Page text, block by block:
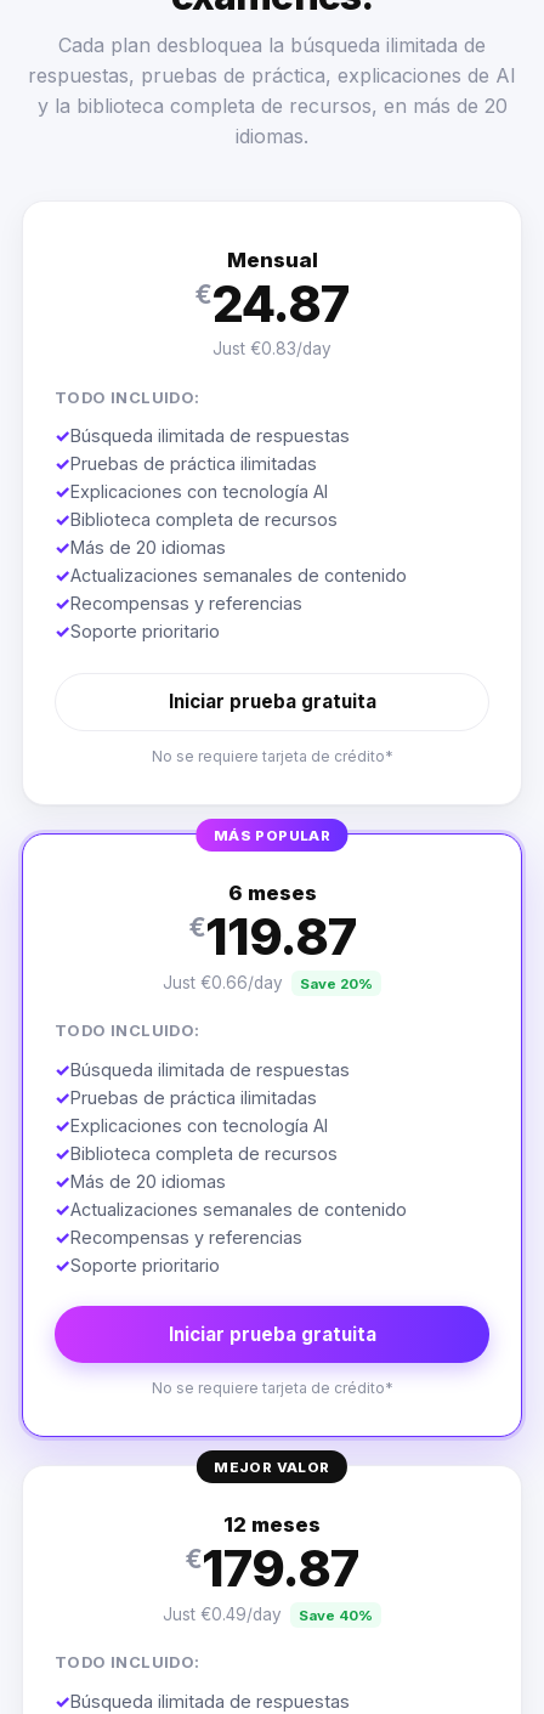
Cada plan desbloquea la búsqueda ilimitada de
respuestas, pruebas de práctica, explicaciones de AI
y la biblioteca completa de recursos, en más de 20
idiomas.
Mensual
€24.87
Just €0.83/day
TODO INCLUIDO:
✓Búsqueda ilimitada de respuestas
✓Pruebas de práctica ilimitadas
✓Explicaciones con tecnología AI
✓Biblioteca completa de recursos
✓Más de 20 idiomas
✓Actualizaciones semanales de contenido
✓Recompensas y referencias
✓Soporte prioritario
Iniciar prueba gratuita
No se requiere tarjeta de crédito*
MÁS POPULAR
6 meses
€119.87
Just €0.66/day Save 20%
TODO INCLUIDO:
✓Búsqueda ilimitada de respuestas
✓Pruebas de práctica ilimitadas
✓Explicaciones con tecnología AI
✓Biblioteca completa de recursos
✓Más de 20 idiomas
✓Actualizaciones semanales de contenido
✓Recompensas y referencias
✓Soporte prioritario
Iniciar prueba gratuita
No se requiere tarjeta de crédito*
MEJOR VALOR
12 meses
€179.87
Just €0.49/day Save 40%
TODO INCLUIDO:
✓Búsqueda ilimitada de respuestas